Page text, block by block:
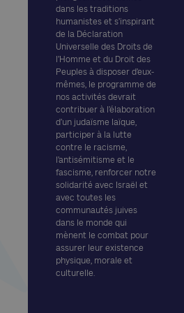
dans les traditions
humanistes et s’inspirant
de la Déclaration
Universelle des Droits de
l’Homme et du Droit des
Peuples à disposer d’eux-
mêmes, le programme de
nos activités devrait
contribuer à l’élaboration
d’un judaïsme laïque,
participer à la lutte
contre le racisme,
l’antisémitisme et le
fascisme, renforcer notre
solidarité avec Israël et
avec toutes les
communautés juives
dans le monde qui
mènent le combat pour
assurer leur existence
physique, morale et
culturelle.